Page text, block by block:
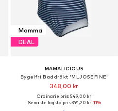
Mamma
DEAL
MAMALICIOUS
Bygelfri Baddräkt 'MLJOSEFINE'
348,00 kr
Ordinarie pris: 549,00 kr
Senaste lägsta pris:391,20 kr-11%